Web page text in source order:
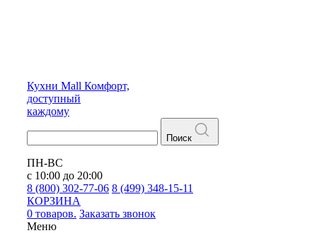
Кухни Mall Комфорт,
доступный
каждому
Поиск
ПН-ВС
с 10:00 до 20:00
8 (800) 302-77-06 8 (499) 348-15-11
КОРЗИНА
0 товаров. Заказать звонок
Меню